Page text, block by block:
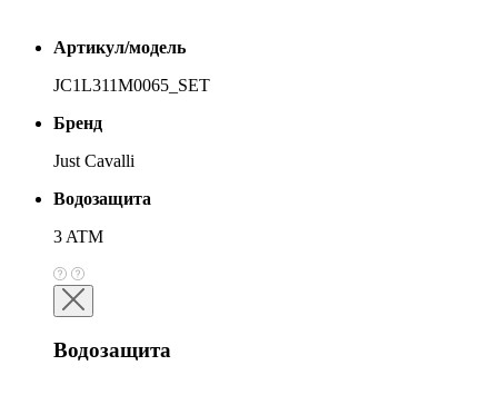
Артикул/модель
JC1L311M0065_SET
Бренд
Just Cavalli
Водозащита
3 ATM
Водозащита